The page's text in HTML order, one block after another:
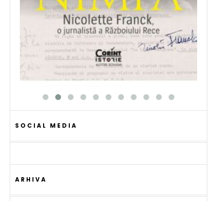
SOCIAL MEDIA
ARHIVA